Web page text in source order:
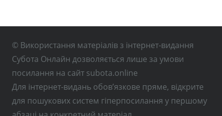
© Використання матеріалів з інтернет-видання
Субота Онлайн дозволяється лише за умови
посилання на сайт subota.online
Для інтернет-видань обов’язкове пряме, відкрите
для пошукових систем гіперпосилання у першому